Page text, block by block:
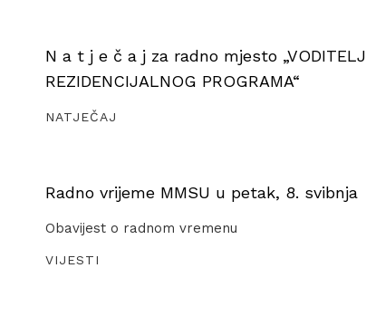
N a t j e č a j za radno mjesto „VODITELJ
REZIDENCIJALNOG PROGRAMA“
NATJEČAJ
Radno vrijeme MMSU u petak, 8. svibnja
Obavijest o radnom vremenu
VIJESTI